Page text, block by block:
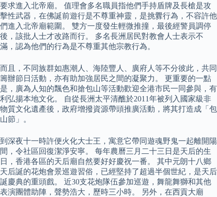
要求進入北帝廟。 值理會多名職員指他們手持盾牌及長槍是攻
擊性武器，在佛誕前遊行是不尊重神靈，是挑釁行為，不容許他
們進入北帝廟範圍。 雙方一度發生輕微推撞，最後經警員調停
後，該批人士才改路而行。 多名長洲居民對教會人士表示不
滿，認為他們的行為是不尊重其他宗教行為。
而且，不同族群如惠潮人、海陸豐人、廣府人等不分彼此，共同
籌辦節日活動，亦有助加強居民之間的凝聚力。 更重要的一點
是，廣為人知的飄色和搶包山等活動歡迎全港市民一同參與，有
利弘揚本地文化。 自從長洲太平清醮於2011年被列入國家級非
物質文化遺產後，政府增撥資源帶頭推廣活動，將其打造成「包
山節」。
到深夜十一時許便火化大士王，寓意它帶同遊魂野鬼一起離開陽
間，令社區回復潔淨安寧。 每年農曆三月二十三日是天后的生
日，香港各區的天后廟自然要好好慶祝一番。 其中元朗十八鄉
天后誕的花炮會景巡遊習俗，已經堅持了超過半個世紀，是天后
誕慶典的重頭戲。 近30支花炮隊伍參加巡遊，舞龍舞獅和其他
表演團體助陣，聲勢浩大，歷時三小時。 另外，在西貢大廟